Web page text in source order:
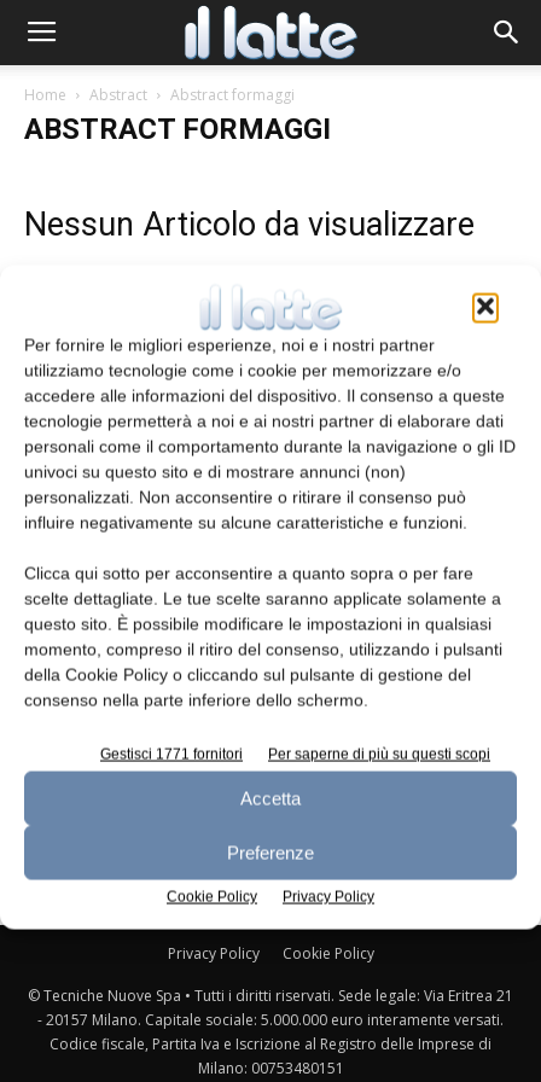
Per fornire le migliori esperienze, noi e i nostri partner
utilizziamo tecnologie come i cookie per memorizzare e/o
accedere alle informazioni del dispositivo. Il consenso a queste
tecnologie permetterà a noi e ai nostri partner di elaborare dati
personali come il comportamento durante la navigazione o gli ID
univoci su questo sito e di mostrare annunci (non)
personalizzati. Non acconsentire o ritirare il consenso può
influire negativamente su alcune caratteristiche e funzioni.
Clicca qui sotto per acconsentire a quanto sopra o per fare
scelte dettagliate. Le tue scelte saranno applicate solamente a
questo sito. È possibile modificare le impostazioni in qualsiasi
momento, compreso il ritiro del consenso, utilizzando i pulsanti
della Cookie Policy o cliccando sul pulsante di gestione del
consenso nella parte inferiore dello schermo.
Gestisci 1771 fornitori Per saperne di più su questi scopi
Accetta
Preferenze
Cookie Policy Privacy Policy
Home Abstract Abstract formaggi
ABSTRACT FORMAGGI
Nessun Articolo da visualizzare
n.7 - Luglio 2026 n.6 - Giugno 2026 n.5 - Maggio 2026
Edicola Web
Iscriviti alla newsletter
Privacy Policy Cookie Policy
© Tecniche Nuove Spa • Tutti i diritti riservati. Sede legale: Via Eritrea 21
- 20157 Milano. Capitale sociale: 5.000.000 euro interamente versati.
Codice fiscale, Partita Iva e Iscrizione al Registro delle Imprese di
Milano: 00753480151